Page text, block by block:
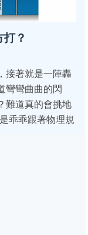
？
接著就是一陣轟
彎彎曲曲的閃
難道真的會挑地
乖乖跟著物理規